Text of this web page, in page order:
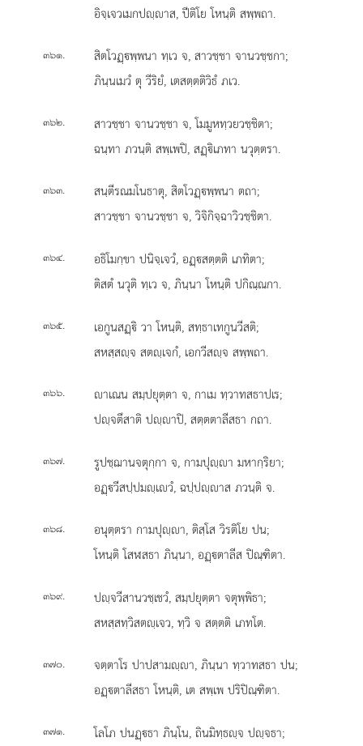
อิจฺเจวเมกปฺาส, ปีติโย โหนฺติ สพฺพถา.
๓๖๑.
สิตโวฏฺพฺพนา ทฺเว จ, สาวชฺชา จานวชฺชกา;
ภินฺนเมวํ ตุ วีริยํ, เตสตฺตติวิธํ ภเว.
๓๖๒.
สาวชฺชา จานวชฺชา จ, โมมูหทฺวยวชฺชิตา;
ฉนฺทา ภวนฺติ สพฺเพปิ, สฏฺิเภทา นวุตฺตรา.
๓๖๓.
สนฺตีรณมโนธาตุ, สิตโวฏฺพฺพนา ตถา;
สาวชฺชา จานวชฺชา จ, วิจิกิจฺฉาวิวชฺชิตา.
๓๖๔.
อธิโมกฺขา ปนิจฺเจวํ, อฏฺสตฺตติ เภทิตา;
ติสตํ นวุติ ทฺเว จ, ภินฺนา โหนฺติ ปกิณฺณกา.
๓๖๕.
เอกูนสฏฺิ วา โหนฺติ, สทฺธาเทกูนวีสติ;
สหสฺสฺจ สตฺเจกํ, เอกวีสฺจ สพฺพถา.
๓๖๖. าเณน สมฺปยุตฺตา จ, กาเม ทฺวาทสธาปเร;
ปฺจตึสาติ ปฺาปิ, สตฺตตาลีสธา กถา.
๓๖๗.
รูปชฺฌานจตุกฺกา จ, กามปุฺา มหากฺริยา;
อฏฺวีสปฺปมฺเวํ, ฉปฺปฺาส ภวนฺติ จ.
๓๖๘.
อนุตฺตรา กามปุฺา, ติสฺโส วิรติโย ปน;
โหนฺติ โสฬสธา ภินฺนา, อฏฺตาลีส ปิณฺฑิตา.
๓๖๙.
ปฺจวีสานวชฺเชวํ, สมฺปยุตฺตา จตุพฺพิธา;
สหสฺสทฺวิสตฺเจว, ทฺวิ จ สตฺตติ เภทโต.
๓๗๐.
จตฺตาโร ปาปสามฺา, ภินฺนา ทฺวาทสธา ปน;
อฏฺตาลีสธา โหนฺติ, เต สพฺเพ ปริปิณฺฑิตา.
๓๗๑.
โลโภ ปนฏฺธา ภินฺโน, ถินมิทฺธฺจ ปฺจธา;